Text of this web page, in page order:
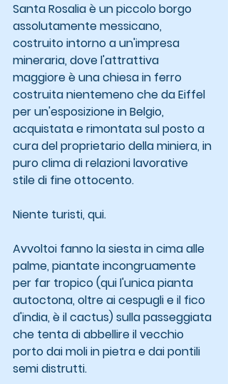
Santa Rosalia è un piccolo borgo
assolutamente messicano,
costruito intorno a un'impresa
mineraria, dove l'attrattiva
maggiore è una chiesa in ferro
costruita nientemeno che da Eiffel
per un'esposizione in Belgio,
acquistata e rimontata sul posto a
cura del proprietario della miniera, in
puro clima di relazioni lavorative
stile di fine ottocento.
Niente turisti, qui.
Avvoltoi fanno la siesta in cima alle
palme, piantate incongruamente
per far tropico (qui l'unica pianta
autoctona, oltre ai cespugli e il fico
d'india, è il cactus) sulla passeggiata
che tenta di abbellire il vecchio
porto dai moli in pietra e dai pontili
semi distrutti.